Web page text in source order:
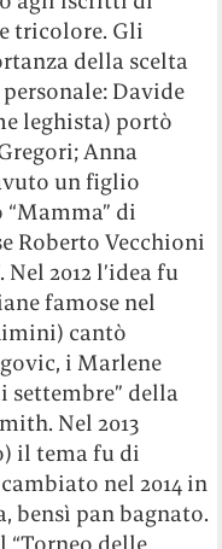
tricolore. Gli
della scelta
Davide
leghista) portò
Anna
un figlio
“Mamma” di
Roberto Vecchioni
2012 l’idea fu
famose nel
cantò
i Marlene
settembre” della
Nel 2013
il tema fu di
nel 2014 in
bensì pan bagnato.